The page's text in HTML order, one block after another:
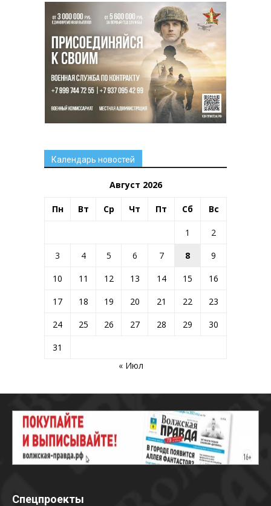
Календарь новостей
Август 2026
Пн Вт Ср Чт Пт Сб Вс
1
2
3
4 5 6 7 8
9
10
11 12 13 14 15
16
17
18 19 20 21 22
23
24
25 26 27 28 29
30
31
« Июл
Спецпроекты